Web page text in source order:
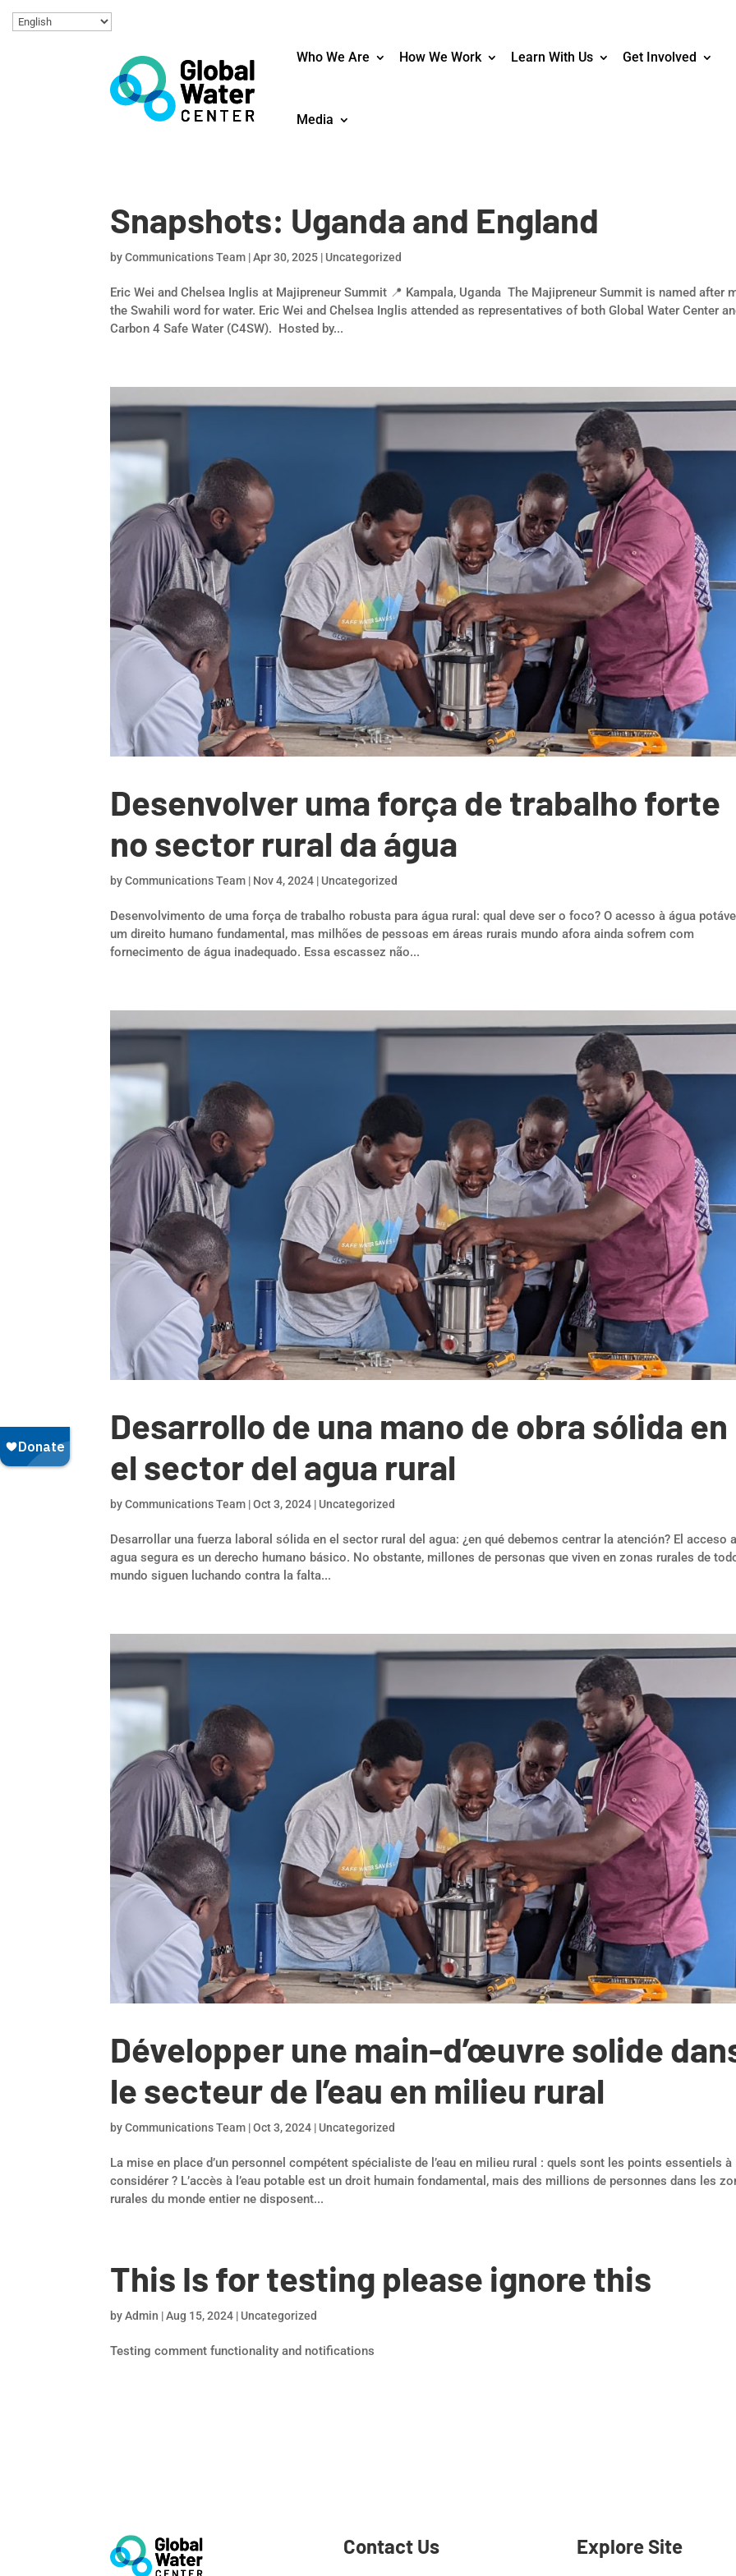
Who We Are How We Work Learn With Us Get Involved
Media
Snapshots: Uganda and England
byCommunications Team |Apr 30, 2025 | Uncategorized
Eric Wei and Chelsea Inglis at Majipreneur Summit 📍 Kampala, Uganda The Majipreneur Summit is named after
the Swahili word for water. Eric Wei and Chelsea Inglis attended as representatives of both Global Water Center
Carbon 4 Safe Water (C4SW). Hosted by...
Desenvolver uma força de trabalho forte
no sector rural da água
byCommunications Team | Nov 4, 2024 | Uncategorized
Desenvolvimento de uma força de trabalho robusta para água rural: qual deve ser o foco? O acesso à água
um direito humano fundamental, mas milhões de pessoas em áreas rurais mundo afora ainda sofrem com
fornecimento de água inadequado. Essa escassez não...
Desarrollo de una mano de obra sólida en
el sector del agua rural
byCommunications Team |Oct 3, 2024 | Uncategorized
Desarrollar una fuerza laboral sólida en el sector rural del agua: ¿en qué debemos centrar la atención? El acceso
agua segura es un derecho humano básico. No obstante, millones de personas que viven en zonas rurales de
mundo siguen luchando contra la falta...
Développer une main-d’œuvre solide
le secteur de l’eau en milieu rural
byCommunications Team |Oct 3, 2024 | Uncategorized
La mise en place d’un personnel compétent spécialiste de l’eau en milieu rural : quels sont les points essentiels à
considérer ? L’accès à l’eau potable est un droit humain fondamental, mais des millions de personnes dans les
rurales du monde entier ne disposent...
This Is for testing please ignore this
byAdmin |Aug 15, 2024 | Uncategorized
Testing comment functionality and notifications
Contact Us Explore Site